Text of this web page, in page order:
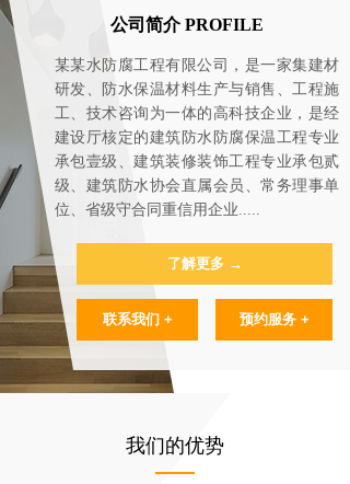
公司简介 PROFILE
联系我们 + 预约服务 +
了解更多 →
某某水防腐工程有限公司，是一家集建材
研发、防水保温材料生产与销售、工程施
工、技术咨询为一体的高科技企业，是经
建设厅核定的建筑防水防腐保温工程专业
承包壹级、建筑装修装饰工程专业承包贰
级、建筑防水协会直属会员、常务理事单
位、省级守合同重信用企业.....
我们的优势